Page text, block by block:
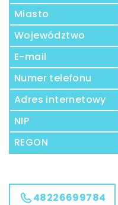
Miasto
Województwo
E-mail
Numer telefonu
Adres internetowy
NIP
REGON
48226699784